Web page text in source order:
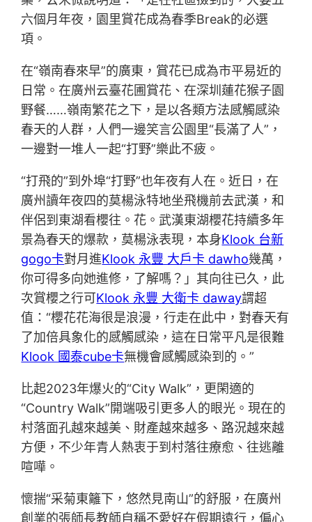
六個月年夜，園里賞花成為春季Break的必選
項。
在“嶺南春來早”的廣東，賞花已成為市平易近的
日常。在廣州云臺花圃賞花、在深圳蓮花猴子園
野餐……嶺南繁花之下，是以各類方法感觸感染
春天的人群，人們一邊笑言公園里“長滿了人”，
一邊對一堆人一起“打野”樂此不疲。
“打飛的”到外埠“打野”也年夜有人在。近日，在
廣州讀年夜四的莫楊泳特地坐飛機前去武漢，和
伴侶到東湖看櫻往。花。武漢東湖櫻花持續多年
景為春天的爆款，莫楊泳表現，本身Klook 台新
gogo卡對月進Klook 永豐 大戶卡 dawho幾萬，
你可得多向她進修，了解嗎？」其向往已久，此
次賞櫻之行可Klook 永豐 大衛卡 daway謂超
值：“櫻花花海很是浪漫，行走在此中，對春天有
了加倍具象化的感觸感染，這在日常平凡是很難
Klook 國泰cube卡無機會感觸感染到的。”
比起2023年爆火的“City Walk”，更閑適的
“Country Walk”開端吸引更多人的眼光。現在的
村落面孔越來越美、財產越來越多、路況越來越
方便，不少年青人熱衷于到村落往療愈、往逃離
喧嘩。
懷揣“采菊東籬下，悠然見南山”的舒服，在廣州
創業的張師長教師自稱不愛好在假期遠行，偏心